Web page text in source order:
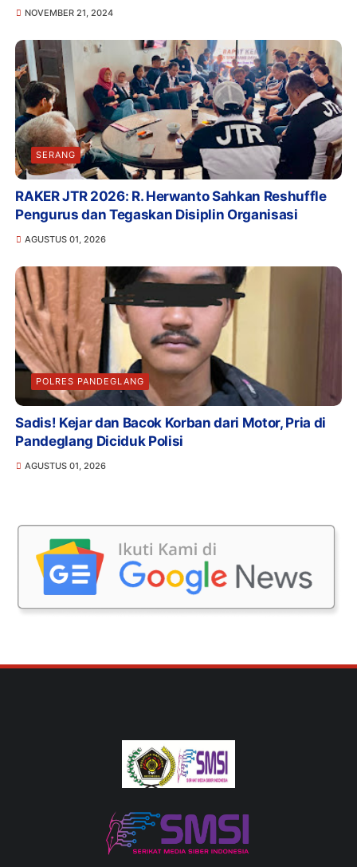
NOVEMBER 21, 2024
SERANG
RAKER JTR 2026: R. Herwanto Sahkan Reshuffle
Pengurus dan Tegaskan Disiplin Organisasi
AGUSTUS 01, 2026
POLRES PANDEGLANG
Sadis! Kejar dan Bacok Korban dari Motor, Pria di
Pandeglang Diciduk Polisi
AGUSTUS 01, 2026